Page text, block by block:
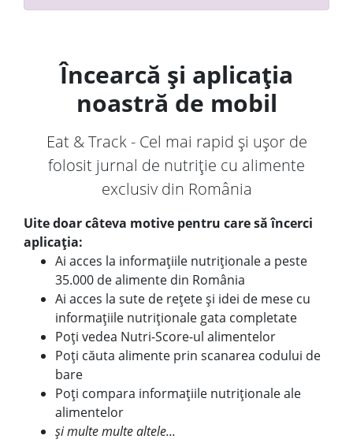
Încearcă și aplicația
noastră de mobil
Eat & Track - Cel mai rapid și ușor de
folosit jurnal de nutriție cu alimente
exclusiv din România
Uite doar câteva motive pentru care să încerci
aplicația:
Ai acces la informațiile nutriționale a peste
35.000 de alimente din România
Ai acces la sute de rețete și idei de mese cu
informațiile nutriționale gata completate
Poți vedea Nutri-Score-ul alimentelor
Poți căuta alimente prin scanarea codului de
bare
Poți compara informațiile nutriționale ale
alimentelor
și multe multe altele...